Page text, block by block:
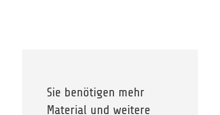
Sie benötigen mehr
Material und weitere